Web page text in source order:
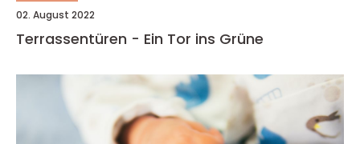
02. August 2022
Terrassentüren - Ein Tor ins Grüne